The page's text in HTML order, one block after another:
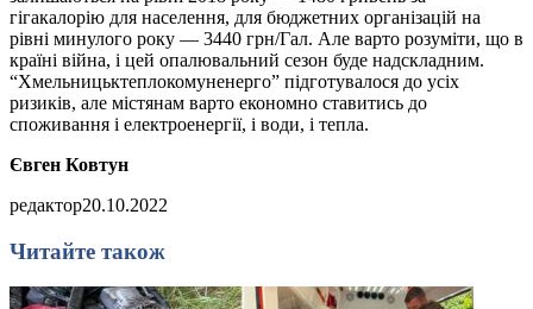
гігакалорію для населення, для бюджетних організацій на
рівні минулого року — 3440 грн/Гал. Але варто розуміти, що в
країні війна, і цей опалювальний сезон буде надскладним.
“Хмельницьктеплокомуненерго” підготувалося до усіх
ризиків, але містянам варто економно ставитись до
споживання і електроенергії, і води, і тепла.
Євген Ковтун
редактор20.10.2022
Читайте також